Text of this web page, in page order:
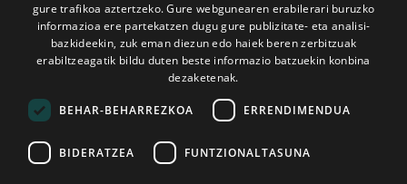
2026ko eka. 1a 2026ko mar. 1a
gure trafikoa aztertzeko. Gure webgunearen erabilerari buruzko
informazioa ere partekatzen dugu gure publizitate- eta analisi-
bazkideekin, zuk eman diezun edo haiek beren zerbitzuak
erabiltzeagatik bildu duten beste informazio batzuekin konbina
dezaketenak.
BEHAR-BEHARREZKOA ERRENDIMENDUA
BIDERATZEA FUNTZIONALTASUNA